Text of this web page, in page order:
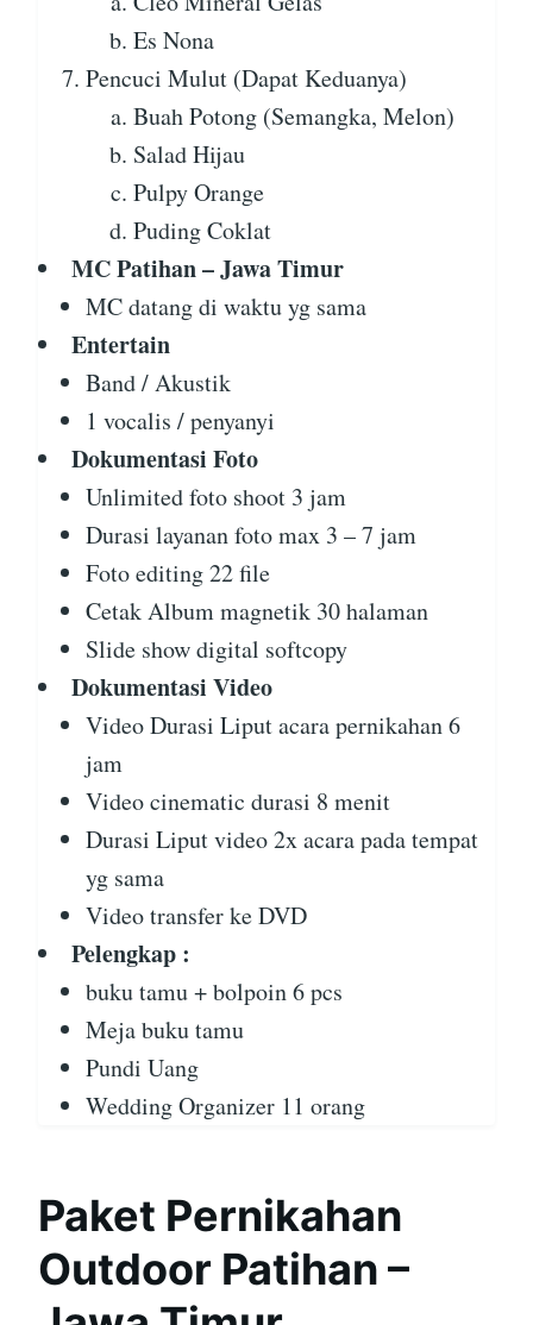
Es Nona
Pencuci Mulut (Dapat Keduanya)
Buah Potong (Semangka, Melon)
Salad Hijau
Pulpy Orange
Puding Coklat
MC Patihan – Jawa Timur
MC datang di waktu yg sama
Entertain
Band / Akustik
1 vocalis / penyanyi
Dokumentasi Foto
Unlimited foto shoot 3 jam
Durasi layanan foto max 3 – 7 jam
Foto editing 22 file
Cetak Album magnetik 30 halaman
Slide show digital softcopy
Dokumentasi Video
Video Durasi Liput acara pernikahan 6
jam
Video cinematic durasi 8 menit
Durasi Liput video 2x acara pada tempat
yg sama
Video transfer ke DVD
Pelengkap :
buku tamu + bolpoin 6 pcs
Meja buku tamu
Pundi Uang
Wedding Organizer 11 orang
Paket Pernikahan
Outdoor Patihan –